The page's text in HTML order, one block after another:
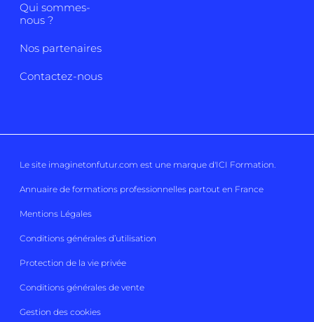
Qui sommes-
nous ?
Nos partenaires
Contactez-nous
Le site imaginetonfutur.com est une marque d'ICI Formation.
Annuaire de formations professionnelles partout en France
Mentions Légales
Conditions générales d’utilisation
Protection de la vie privée
Conditions générales de vente
Gestion des cookies